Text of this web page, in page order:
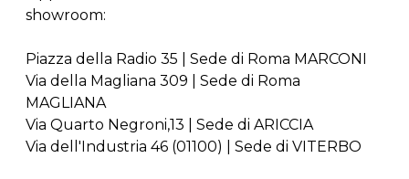
showroom:
Piazza della Radio 35 | Sede di Roma MARCONI
Via della Magliana 309 | Sede di Roma
MAGLIANA
Via Quarto Negroni,13 | Sede di ARICCIA
Via dell'Industria 46 (01100) | Sede di VITERBO